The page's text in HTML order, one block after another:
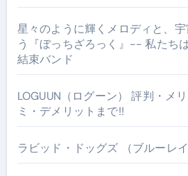
星々のように輝くメロディと、
う『ぼっちざろっく』-- 私たち
結束バンド
LOGUUN（ログーン） 評判・メ
ミ・デメリットまで!!
ラビッド・ドッグズ （ブルーレイ